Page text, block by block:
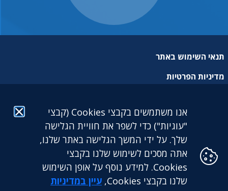
תנאי השימוש באתר
מדיניות הפרטיות
הצהרת נגישות
גילעד גמלאות לעובדים דתיים בע"מ: מגדל הכשרת היישוב (קומה
אנו משתמשים בקבצי Cookies (קבצי
"עוגיות") כדי לשפר את חוויית הגלישה
שלך. על ידי המשך הגלישה באתר שלנו,
אתה מסכים לשימוש שלנו בקבצי
Cookies. למידע נוסף על אופן השימוש
שלנו בקבצי Cookies,
עיין במדיניות